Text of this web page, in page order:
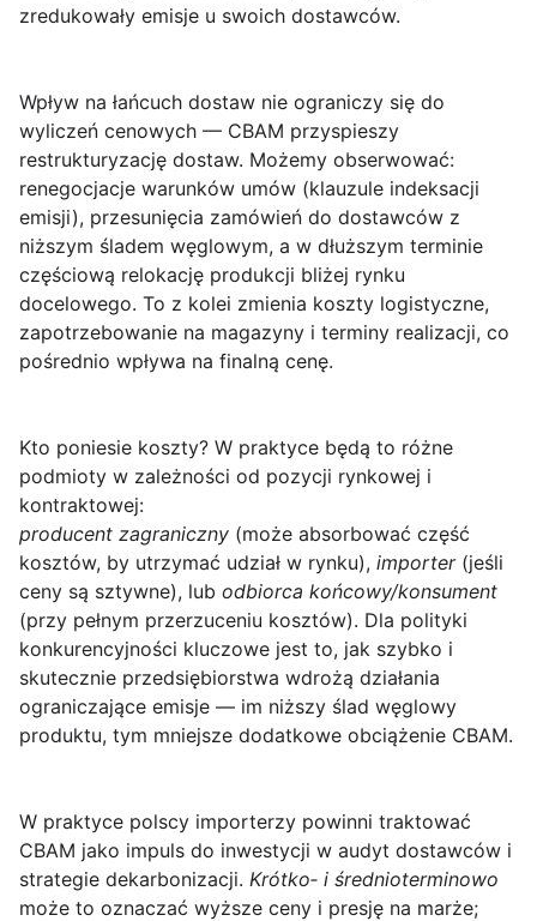
zredukowały emisje u swoich dostawców.
Wpływ na łańcuch dostaw nie ograniczy się do
wyliczeń cenowych — CBAM przyspieszy
restrukturyzację dostaw. Możemy obserwować:
renegocjacje warunków umów (klauzule indeksacji
emisji), przesunięcia zamówień do dostawców z
niższym śladem węglowym, a w dłuższym terminie
częściową relokację produkcji bliżej rynku
docelowego. To z kolei zmienia koszty logistyczne,
zapotrzebowanie na magazyny i terminy realizacji, co
pośrednio wpływa na finalną cenę.
Kto poniesie koszty? W praktyce będą to różne
podmioty w zależności od pozycji rynkowej i
kontraktowej:
producent zagraniczny (może absorbować część
kosztów, by utrzymać udział w rynku), importer(jeśli
ceny są sztywne), lub odbiorca końcowy/konsument
(przy pełnym przerzuceniu kosztów). Dla polityki
konkurencyjności kluczowe jest to, jak szybko i
skutecznie przedsiębiorstwa wdrożą działania
ograniczające emisje — im niższy ślad węglowy
produktu, tym mniejsze dodatkowe obciążenie CBAM.
W praktyce polscy importerzy powinni traktować
CBAM jako impuls do inwestycji w audyt dostawców i
strategie dekarbonizacji. Krótko‑ i średnioterminowo
może to oznaczać wyższe ceny i presję na marże;